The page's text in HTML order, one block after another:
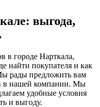
выгода,
в городе Нарткала,
найти покупателя и как
рады предложить вам
в нашей компании. Мы
удобные условия
и выгоду.